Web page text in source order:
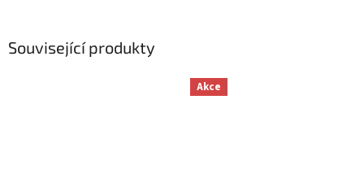
Související produkty
Akce